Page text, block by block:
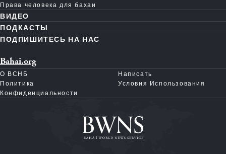
Права человека для бахаи
ВИДЕО
ПОДКАСТЫ
ПОДПИШИТЕСЬ НА НАС
Bahai.org
О ВСНБ
Написать
Политика
Конфиденциальности
Условия Использования